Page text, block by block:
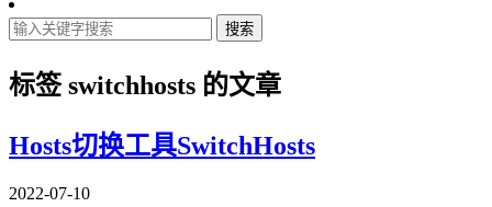
搜索
标签switchhosts 的文章
Hosts切换工具SwitchHosts
2022-07-10